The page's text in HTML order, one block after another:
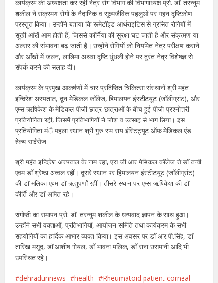
कार्यक्रम की अध्यक्षता कर रहीं नेत्र रोग विभाग की विभागाध्यक्ष प्रो. डाॅ. तरन्नुम
शकील ने संक्रमण रोगों के नैदानिक व सूक्ष्मजैविक पहलुओं पर गहन दृष्टिकोण
प्रस्तुत किया। उन्होंने बताया कि रूमेटॉइड आर्थराइटिस से ग्रसित रोगियों में
सूखी आंखें आम होती हैं, जिससे काॅर्निया की सुरक्षा घट जाती है और संक्रमण या
अल्सर की संभावना बढ़ जाती है। उन्होंने रोगियों को नियमित नेत्र परीक्षण कराने
और आँखों में जलन, लालिमा अथवा दृष्टि धुंधली होने पर तुरंत नेत्र विशेषज्ञ से
संपर्क करने की सलाह दी।
कार्यक्रम के प्रमुख आकर्षणों में चार प्रतिष्ठित चिकित्सा संस्थानों श्री महंत
इन्दिरेश अस्पताल, दून मेडिकल काॅलेज, हिमालयन इंस्टीटयूट (जाॅलीग्रांट), और
एम्स ऋषिकेश के मेडिकल पीजी छात्र-छात्राओं के बीच हुई पीजी प्रश्नोत्तरी
प्रतियोगिता रही, जिसमें प्रतिभागियों ने जोश व उत्साह से भाग लिया। इस
प्रतियोगिता मंे पहला स्थान श्री गुरु राम राय इंस्टिट्यूट ऑफ़ मेडिकल एंड
हेल्थ साईंसेज
श्री महंत इन्दिरेश अस्पताल के नाम रहा, एस जी आर मेडिकल कॉलेज से डाॅ तन्वी
एवम डाॅ श्रेष्ठा अव्वल रहीं। दूसरे स्थान पर हिमालयन इंस्टीटयूट (जाॅलीग्रांट)
की डाॅ मलिका एवम डाॅ ऋतुपर्णां रहीं। तीसरे स्थान पर एम्स ऋषिकेश की डाॅ
कीर्ति और डाॅ अमित रहे।
संगोष्ठी का समापन प्रो. डाॅ. तरन्नुम शकील के धन्यवाद ज्ञापन के साथ हुआ।
उन्होंने सभी वक्ताओं, प्रतिभागियों, आयोजन समिति तथा कार्यक्रम के सभी
सहयोगियों का हार्दिक आभार व्यक्त किया। इस अवसर पर डाॅ आर.पी.सिंह, डाॅ
तारिख मसूद, डाॅ आशीष गोयल, डाॅ भावना मलिक, डाॅ राना उसमानी आदि भी
उपस्थित रहे।
dehradunnews health
Rheumatoid patient corneal